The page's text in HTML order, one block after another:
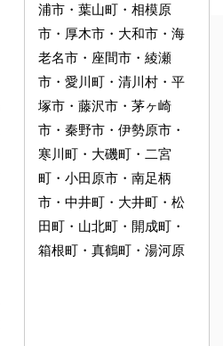
浦市・葉山町・相模原
市・厚木市・大和市・海
老名市・座間市・綾瀬
市・愛川町・清川村・平
塚市・藤沢市・茅ヶ崎
市・秦野市・伊勢原市・
寒川町・大磯町・二宮
町・小田原市・南足柄
市・中井町・大井町・松
田町・山北町・開成町・
箱根町・真鶴町・湯河原